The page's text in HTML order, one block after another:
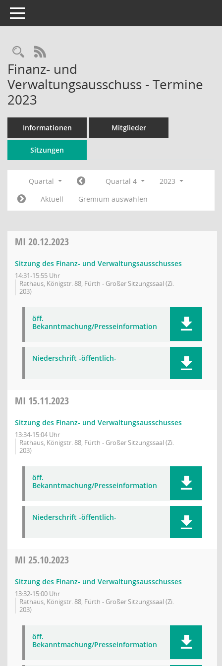
Toggle navigation
Rechercheauswahl
RSS-Feed
Finanz- und
Verwaltungsausschuss - Termine
2023
Informationen Mitglieder
Sitzungen
Quartal Quartal 4
2023
Aktuell
Gremium auswählen
MI 20.12.2023
Sitzung des Finanz- und Verwaltungsausschusses
14:31-15:55 Uhr
Rathaus, Königstr. 88, Fürth - Großer Sitzungssaal (Zi.
203)
öff.
Bekanntmachung/Presseinformation
Niederschrift -öffentlich-
MI 15.11.2023
Sitzung des Finanz- und Verwaltungsausschusses
13:34-15:04 Uhr
Rathaus, Königstr. 88, Fürth - Großer Sitzungssaal (Zi.
203)
öff.
Bekanntmachung/Presseinformation
Niederschrift -öffentlich-
MI 25.10.2023
Sitzung des Finanz- und Verwaltungsausschusses
13:32-15:00 Uhr
Rathaus, Königstr. 88, Fürth - Großer Sitzungssaal (Zi.
203)
öff.
Bekanntmachung/Presseinformation